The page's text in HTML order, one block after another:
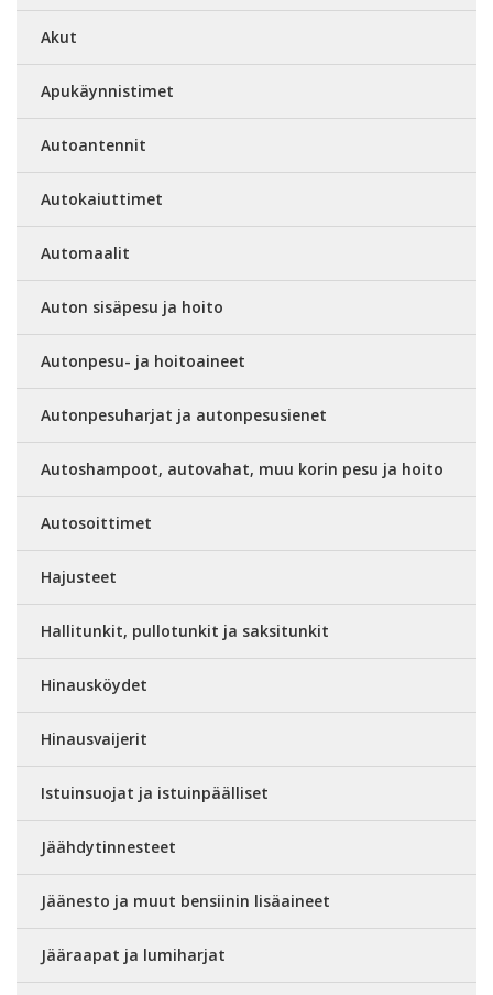
Akut
Apukäynnistimet
Autoantennit
Autokaiuttimet
Automaalit
Auton sisäpesu ja hoito
Autonpesu- ja hoitoaineet
Autonpesuharjat ja autonpesusienet
Autoshampoot, autovahat, muu korin pesu ja hoito
Autosoittimet
Hajusteet
Hallitunkit, pullotunkit ja saksitunkit
Hinausköydet
Hinausvaijerit
Istuinsuojat ja istuinpäälliset
Jäähdytinnesteet
Jäänesto ja muut bensiinin lisäaineet
Jääraapat ja lumiharjat